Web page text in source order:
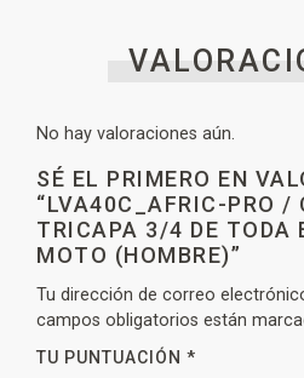
No hay valoraciones aún.
SÉ EL PRIMERO EN
“LVA40C_AFRIC-PRO /
TRICAPA 3/4 DE TODA
MOTO (HOMBRE)”
Tu dirección de correo
campos obligatorios están
TU PUNTUACIÓN *